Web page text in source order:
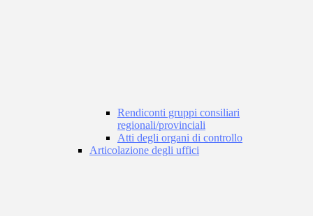
Rendiconti gruppi consiliari
regionali/provinciali
Atti degli organi di controllo
Articolazione degli uffici